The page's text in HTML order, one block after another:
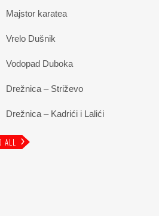
Majstor karatea
Vrelo Dušnik
Vodopad Duboka
Drežnica – Striževo
Drežnica – Kadrići i Lalići
ALL